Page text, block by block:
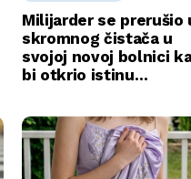
Milijarder se prerušio
skromnog čistača u
svojoj novoj bolnici
bi otkrio istinu…